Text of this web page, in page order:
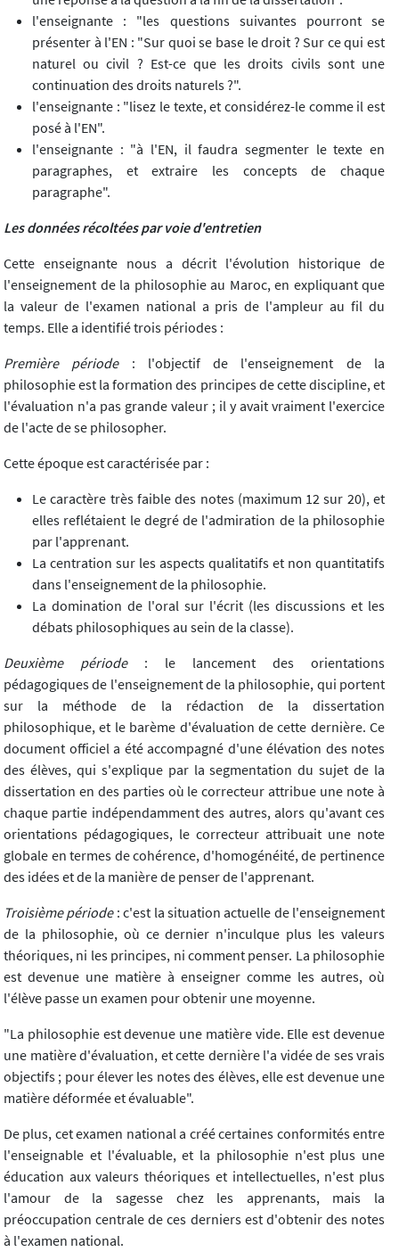
l'enseignante : "les questions suivantes pourront se
présenter à l'EN : "Sur quoi se base le droit ? Sur ce qui est
naturel ou civil ? Est-ce que les droits civils sont une
continuation des droits naturels ?".
l'enseignante : "lisez le texte, et considérez-le comme il est
posé à l'EN".
l'enseignante : "à l'EN, il faudra segmenter le texte en
paragraphes, et extraire les concepts de chaque
paragraphe".
Les données récoltées par voie d'entretien
Cette enseignante nous a décrit l'évolution historique de
l'enseignement de la philosophie au Maroc, en expliquant que
la valeur de l'examen national a pris de l'ampleur au fil du
temps. Elle a identifié trois périodes :
Première période: l'objectif de l'enseignement de la
philosophie est la formation des principes de cette discipline, et
l'évaluation n'a pas grande valeur ; il y avait vraiment l'exercice
de l'acte de se philosopher.
Cette époque est caractérisée par :
Le caractère très faible des notes (maximum 12 sur 20), et
elles reflétaient le degré de l'admiration de la philosophie
par l'apprenant.
La centration sur les aspects qualitatifs et non quantitatifs
dans l'enseignement de la philosophie.
La domination de l'oral sur l'écrit (les discussions et les
débats philosophiques au sein de la classe).
Deuxième période: le lancement des orientations
pédagogiques de l'enseignement de la philosophie, qui portent
sur la méthode de la rédaction de la dissertation
philosophique, et le barème d'évaluation de cette dernière. Ce
document officiel a été accompagné d'une élévation des notes
des élèves, qui s'explique par la segmentation du sujet de la
dissertation en des parties où le correcteur attribue une note à
chaque partie indépendamment des autres, alors qu'avant ces
orientations pédagogiques, le correcteur attribuait une note
globale en termes de cohérence, d'homogénéité, de pertinence
des idées et de la manière de penser de l'apprenant.
Troisième période: c'est la situation actuelle de l'enseignement
de la philosophie, où ce dernier n'inculque plus les valeurs
théoriques, ni les principes, ni comment penser. La philosophie
est devenue une matière à enseigner comme les autres, où
l'élève passe un examen pour obtenir une moyenne.
"La philosophie est devenue une matière vide. Elle est devenue
une matière d'évaluation, et cette dernière l'a vidée de ses vrais
objectifs ; pour élever les notes des élèves, elle est devenue une
matière déformée et évaluable".
De plus, cet examen national a créé certaines conformités entre
l'enseignable et l'évaluable, et la philosophie n'est plus une
éducation aux valeurs théoriques et intellectuelles, n'est plus
l'amour de la sagesse chez les apprenants, mais la
préoccupation centrale de ces derniers est d'obtenir des notes
à l'examen national.